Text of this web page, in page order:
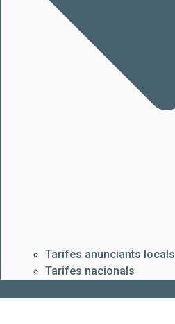
Tarifes anunciants locals
Tarifes nacionals